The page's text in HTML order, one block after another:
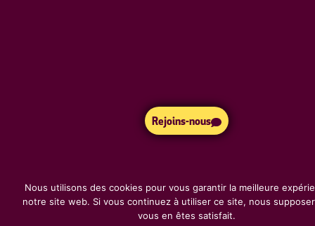
Rejoins-nous
Nous utilisons des cookies pour vous garantir la meilleure
notre site web. Si vous continuez à utiliser ce site, nous
vous en êtes satisfait.